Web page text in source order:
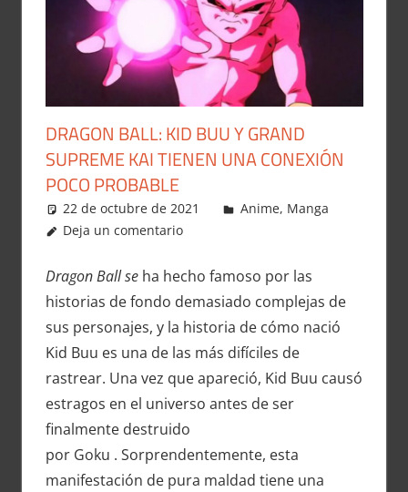
DRAGON BALL: KID BUU Y GRAND
SUPREME KAI TIENEN UNA CONEXIÓN
POCO PROBABLE
22 de octubre de 2021 Carlitox Banana
Anime, Manga
Deja un comentario
Dragon Ball seha hecho famoso por las
historias de fondo demasiado complejas de
sus personajes, y la historia de cómo nació
Kid Buu es una de las más difíciles de
rastrear. Una vez que apareció, Kid Buu causó
estragos en el universo antes de ser
finalmente destruido
por Goku . Sorprendentemente, esta
manifestación de pura maldad tiene una